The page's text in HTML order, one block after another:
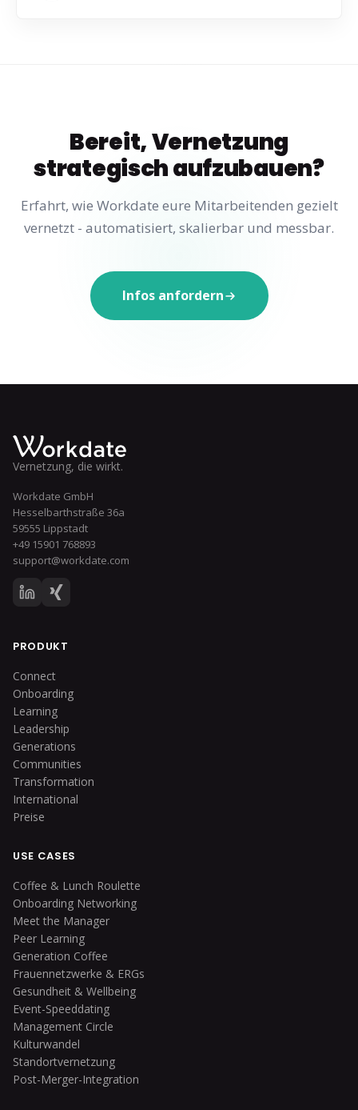
Bereit, Vernetzung
strategisch aufzubauen?
Erfahrt, wie Workdate eure Mitarbeitenden gezielt
vernetzt - automatisiert, skalierbar und messbar.
Infos anfordern
Vernetzung, die wirkt.
Workdate GmbH
Hesselbarthstraße 36a
59555 Lippstadt
+49 15901 768893
support@workdate.com
PRODUKT
Connect
Onboarding
Learning
Leadership
Generations
Communities
Transformation
International
Preise
USE CASES
Coffee & Lunch Roulette
Onboarding Networking
Meet the Manager
Peer Learning
Generation Coffee
Frauennetzwerke & ERGs
Gesundheit & Wellbeing
Event-Speeddating
Management Circle
Kulturwandel
Standortvernetzung
Post-Merger-Integration